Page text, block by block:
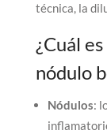
técnica, la
¿Cuál
nódulo
Nódulos: